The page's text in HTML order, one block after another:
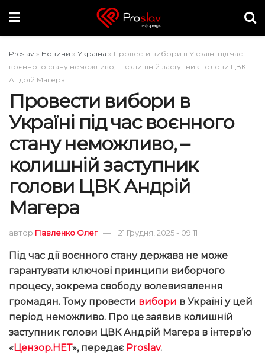
Proslav » Новини » Україна » Провести вибори в Україні під час
воєнного стану неможливо, – колишній заступник голови ЦВК
Андрій Магера
Провести вибори в
Україні під час воєнного
стану неможливо, –
колишній заступник
голови ЦВК Андрій
Магера
автор Павленко Олег 21 Грудня, 2025 - 09:11
Під час дії воєнного стану держава не може
гарантувати ключові принципи виборчого
процесу, зокрема свободу волевиявлення
громадян. Тому провести вибори в Україні у цей
період неможливо. Про це заявив колишній
заступник голови ЦВК Андрій Магера в інтерв’ю
«Цензор.НЕТ», передає Proslav.